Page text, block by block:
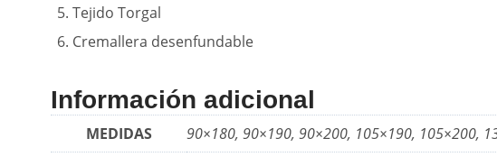
Tejido Torgal
Cremallera desenfundable
Información adicional
MEDIDAS 90×180, 90×190, 90×200, 105×190, 105×200,